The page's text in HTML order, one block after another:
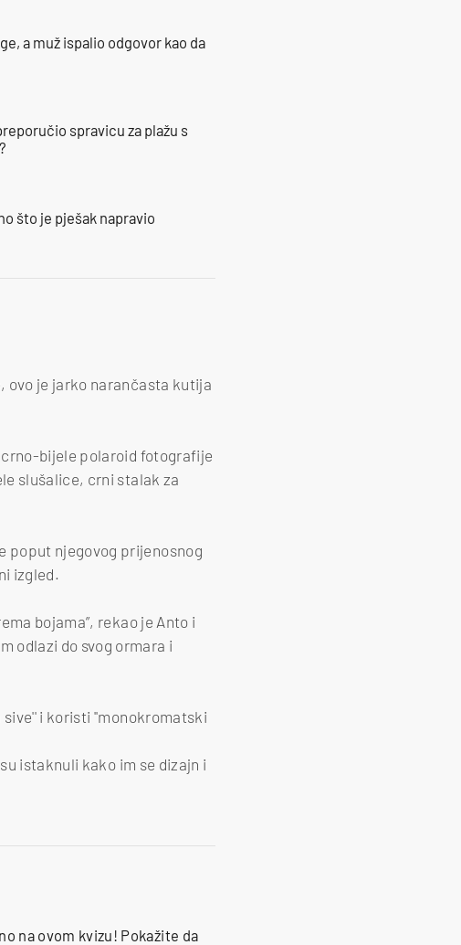
a muž ispalio odgovor kao da
spravicu za plažu s
što je pješak napravio
ovo je jarko narančasta kutija
bijele polaroid fotografije
slušalice, crni stalak za
poput njegovog prijenosnog
izgled.
bojama”, rekao je Anto i
odlazi do svog ormara i
i koristi ''monokromatski
istaknuli kako im se dizajn i
na ovom kvizu! Pokažite da